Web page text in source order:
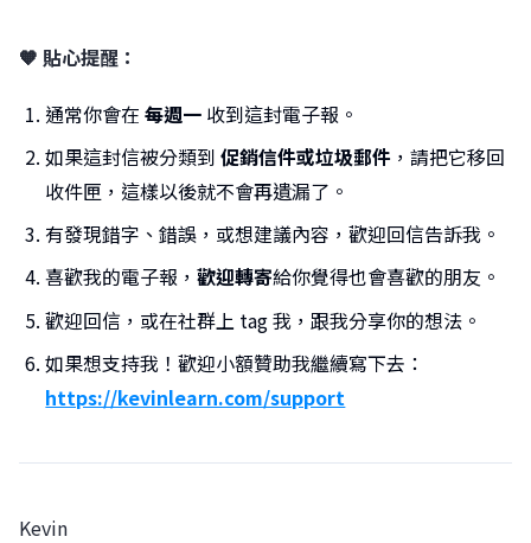
🧡 貼心提醒：
通常你會在每週一 收到這封電子報。
如果這封信被分類到促銷信件或垃圾郵件 ，請把它移回
收件匣，這樣以後就不會再遺漏了。
有發現錯字、錯誤，或想建議內容，歡迎回信告訴我。
喜歡我的電子報，歡迎轉寄給你覺得也會喜歡的朋友。
歡迎回信，或在社群上 tag 我，跟我分享你的想法。
如果想支持我！歡迎小額贊助我繼續寫下去：
https://kevinlearn.com/support
Kevin